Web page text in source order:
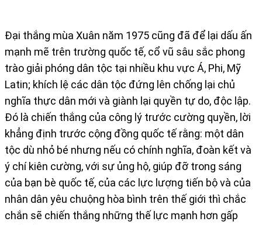
Đại thắng mùa Xuân năm 1975 cũng đã để lại dấu ấn
mạnh mẽ trên trường quốc tế, cổ vũ sâu sắc phong
trào giải phóng dân tộc tại nhiều khu vực Á, Phi, Mỹ
Latin; khích lệ các dân tộc đứng lên chống lại chủ
nghĩa thực dân mới và giành lại quyền tự do, độc lập.
Đó là chiến thắng của công lý trước cường quyền, lời
khẳng định trước cộng đồng quốc tế rằng: một dân
tộc dù nhỏ bé nhưng nếu có chính nghĩa, đoàn kết và
ý chí kiên cường, với sự ủng hộ, giúp đỡ trong sáng
của bạn bè quốc tế, của các lực lượng tiến bộ và của
nhân dân yêu chuộng hòa bình trên thế giới thì chắc
chắn sẽ chiến thắng những thế lực mạnh hơn gấp